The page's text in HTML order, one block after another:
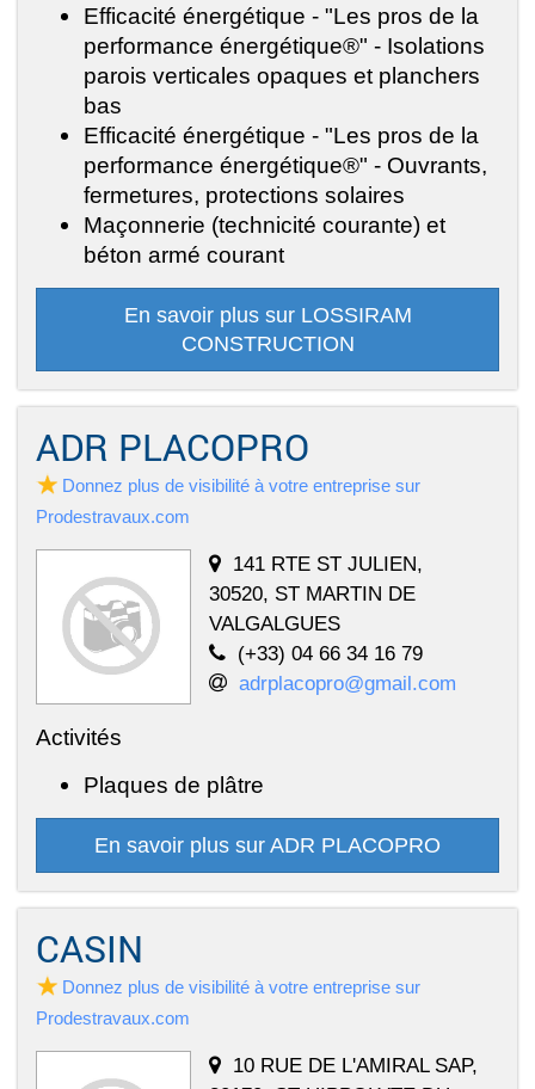
Efficacité énergétique - "Les pros de la
performance énergétique®" - Isolations
parois verticales opaques et planchers
bas
Efficacité énergétique - "Les pros de la
performance énergétique®" - Ouvrants,
fermetures, protections solaires
Maçonnerie (technicité courante) et
béton armé courant
En savoir plus sur LOSSIRAM
CONSTRUCTION
ADR PLACOPRO
Donnez plus de visibilité à votre entreprise sur
Prodestravaux.com
141 RTE ST JULIEN,
30520, ST MARTIN DE
VALGALGUES
(+33) 04 66 34 16 79
adrplacopro@gmail.com
Activités
Plaques de plâtre
En savoir plus sur ADR PLACOPRO
CASIN
Donnez plus de visibilité à votre entreprise sur
Prodestravaux.com
10 RUE DE L'AMIRAL SAP,